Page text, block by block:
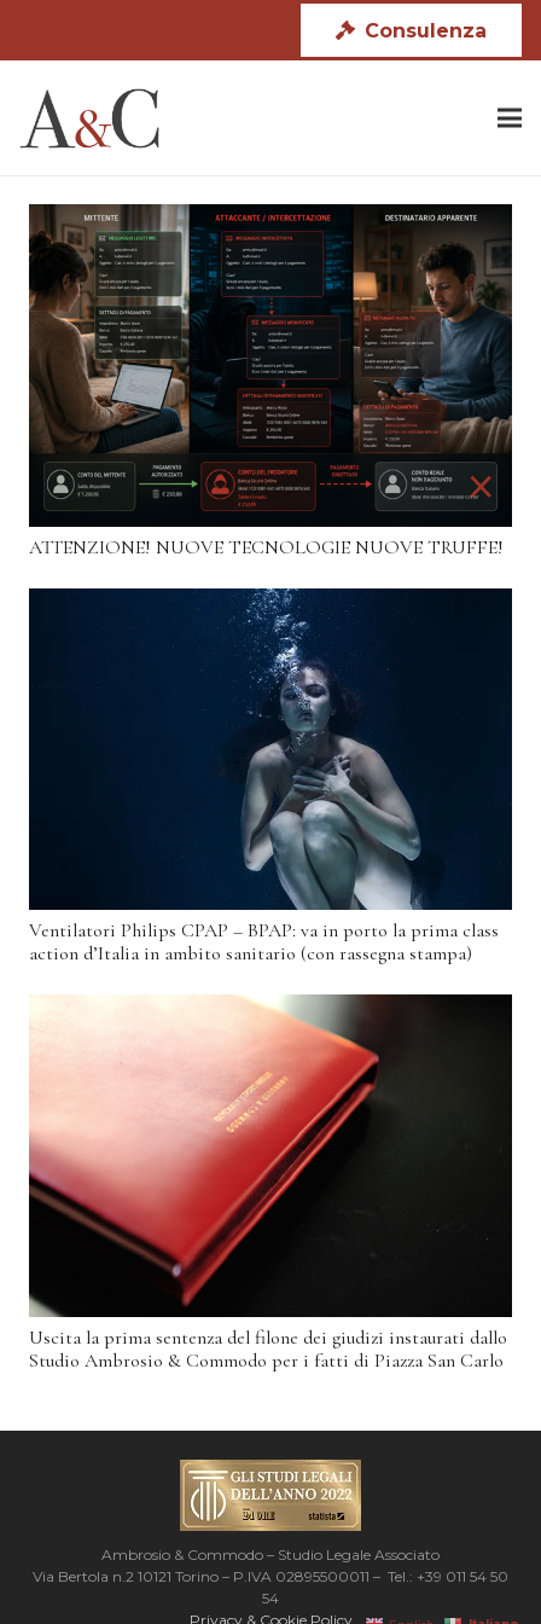
Consulenza
ATTENZIONE! NUOVE TECNOLOGIE NUOVE TRUFFE!
Ventilatori Philips CPAP – BPAP: va in porto la prima class
action d’Italia in ambito sanitario (con rassegna stampa)
Uscita la prima sentenza del filone dei giudizi instaurati dallo
Studio Ambrosio & Commodo per i fatti di Piazza San Carlo
Ambrosio & Commodo – Studio Legale Associato
Via Bertola n.2 10121 Torino – P.IVA 02895500011 – Tel.: +39 011 54 50
54
Privacy & Cookie Policy